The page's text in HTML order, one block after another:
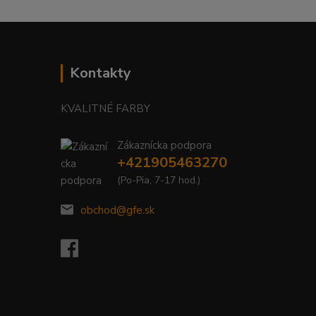
Kontakty
KVALITNÉ FARBY
Zákaznícka podpora
+421905463270
(Po-Pia, 7-17 hod.)
obchod@gfe.sk